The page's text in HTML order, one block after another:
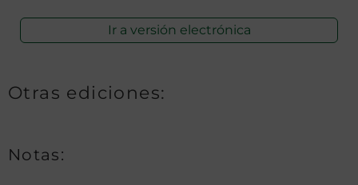
Ir a versión electrónica
Otras ediciones:
Notas: